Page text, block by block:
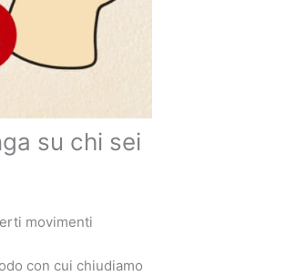
su chi sei
movimenti
con cui chiudiamo